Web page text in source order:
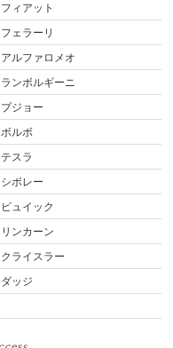
フィアット
フェラーリ
アルファロメオ
ランボルギーニ
プジョー
ボルボ
テスラ
シボレー
ビュイック
リンカーン
クライスラー
ダッジ